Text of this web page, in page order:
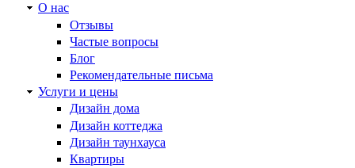
О нас
Отзывы
Частые вопросы
Блог
Рекомендательные письма
Услуги и цены
Дизайн дома
Дизайн коттеджа
Дизайн таунхауса
Квартиры